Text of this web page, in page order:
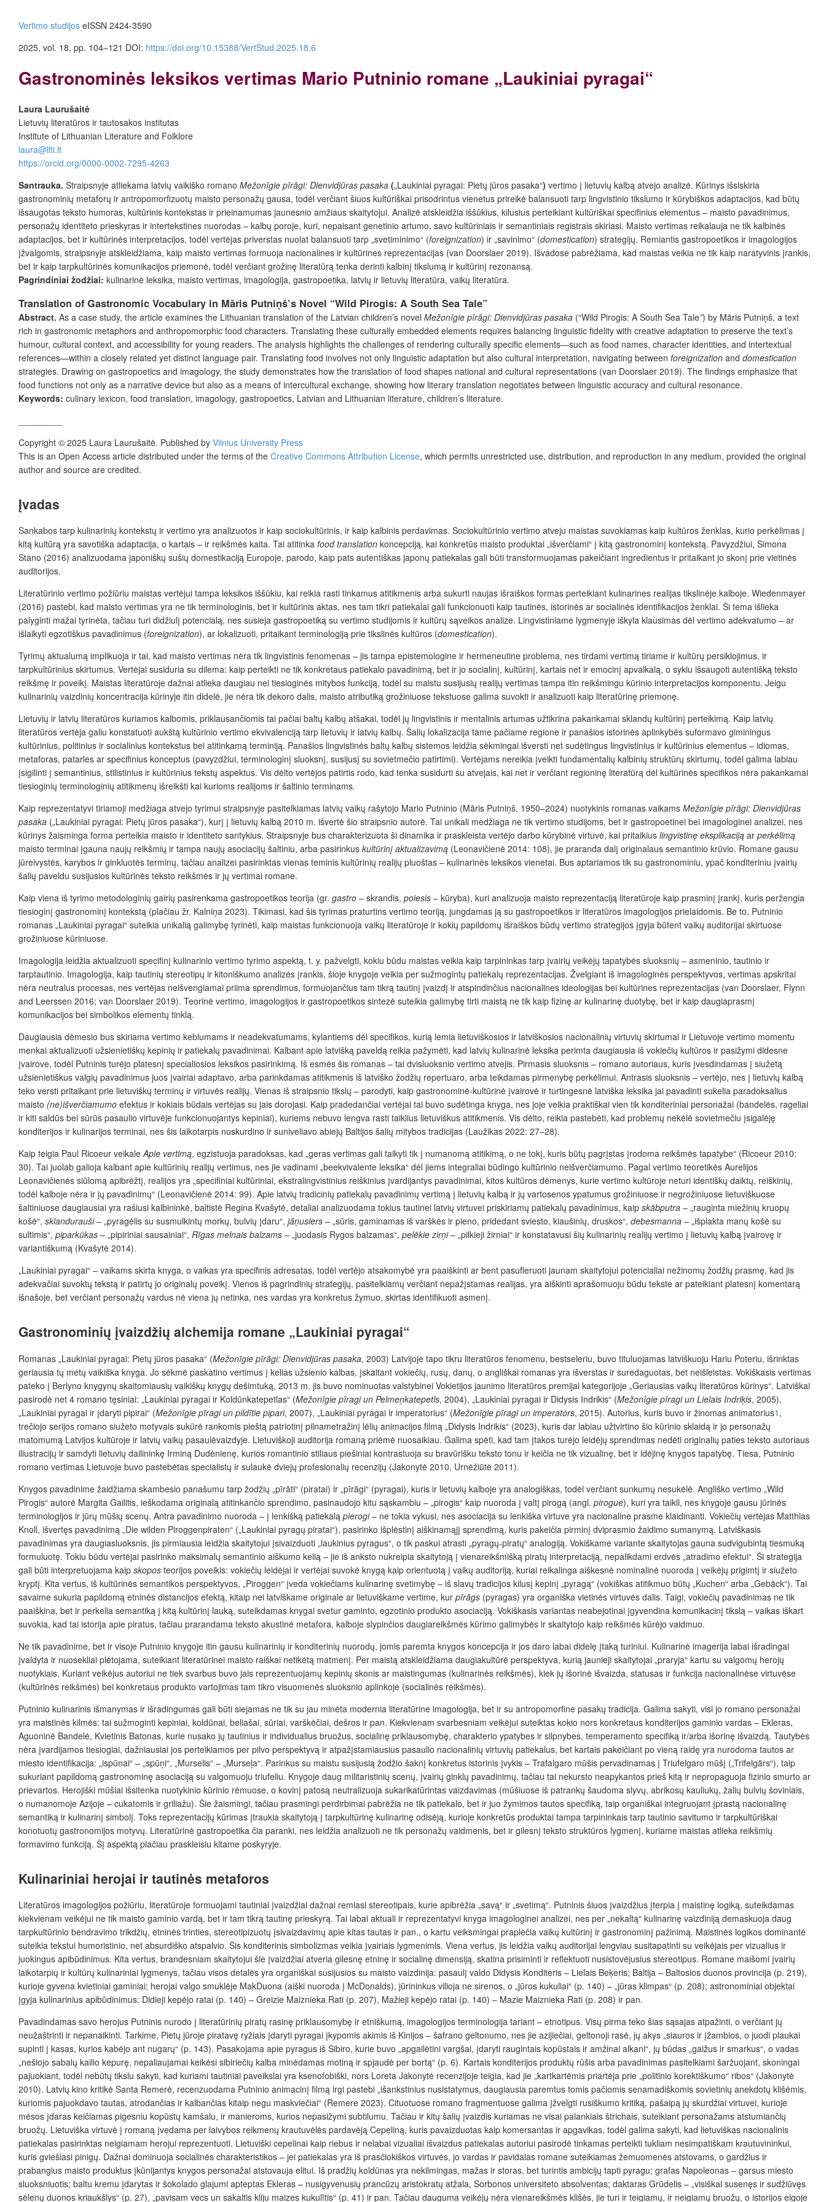
Vertimo studijos eISSN 2424-3590
2025, vol. 18, pp. 104–121 DOI: https://doi.org/10.15388/VertStud.2025.18.6
Gastronominės leksikos vertimas Mario Putninio romane „Laukiniai pyragai“
Laura Laurušaitė
Lietuvių literatūros ir tautosakos institutas
Institute of Lithuanian Literature and Folklore
laura@llti.lt
https://orcid.org/0000-0002-7295-4263
Santrauka. Straipsnyje atliekama latvių vaikiško romano Mežonīgie pīrāgi: Dienvidjūras pasaka („Laukiniai pyragai: Pietų jūros pasaka“) vertimo į lietuvių kalbą atvejo analizė. Kūrinys išsiskiria
gastronominių metaforų ir antropomorfizuotų maisto personažų gausa, todėl verčiant šiuos kultūriškai prisodrintus vienetus prireikė balansuoti tarp lingvistinio tikslumo ir kūrybiškos adaptacijos, kad būtų
išsaugotas teksto humoras, kultūrinis kontekstas ir prieinamumas jaunesnio amžiaus skaitytojui. Analizė atskleidžia iššūkius, kilusius perteikiant kultūriškai specifinius elementus – maisto pavadinimus,
personažų identiteto prieskyras ir intertekstines nuorodas – kalbų poroje, kuri, nepaisant genetinio artumo, savo kultūriniais ir semantiniais registrais skiriasi. Maisto vertimas reikalauja ne tik kalbinės
adaptacijos, bet ir kultūrinės interpretacijos, todėl vertėjas priverstas nuolat balansuoti tarp „svetiminimo“ (foreignization) ir „savinimo“ (domestication) strategijų. Remiantis gastropoetikos ir imagologijos
įžvalgomis, straipsnyje atskleidžiama, kaip maisto vertimas formuoja nacionalines ir kultūrines reprezentacijas (van Doorslaer 2019). Išvadose pabrėžiama, kad maistas veikia ne tik kaip naratyvinis įrankis,
bet ir kaip tarpkultūrinės komunikacijos priemonė, todėl verčiant grožinę literatūrą tenka derinti kalbinį tikslumą ir kultūrinį rezonansą.
Pagrindiniai žodžiai: kulinarinė leksika, maisto vertimas, imagologija, gastropoetika, latvių ir lietuvių literatūra, vaikų literatūra.
Translation of Gastronomic Vocabulary in Māris Putniņš’s Novel “Wild Pirogis: A South Sea Tale”
Abstract. As a case study, the article examines the Lithuanian translation of the Latvian children’s novel Mežonīgie pīrāgi: Dienvidjūras pasaka (“Wild Pirogis: A South Sea Tale”) by Māris Putniņš, a text
rich in gastronomic metaphors and anthropomorphic food characters. Translating these culturally embedded elements requires balancing linguistic fidelity with creative adaptation to preserve the text’s
humour, cultural context, and accessibility for young readers. The analysis highlights the challenges of rendering culturally specific elements—such as food names, character identities, and intertextual
references—within a closely related yet distinct language pair. Translating food involves not only linguistic adaptation but also cultural interpretation, navigating between foreignization and domestication
strategies. Drawing on gastropoetics and imagology, the study demonstrates how the translation of food shapes national and cultural representations (van Doorslaer 2019). The findings emphasize that
food functions not only as a narrative device but also as a means of intercultural exchange, showing how literary translation negotiates between linguistic accuracy and cultural resonance.
Keywords: culinary lexicon, food translation, imagology, gastropoetics, Latvian and Lithuanian literature, children’s literature.
Copyright © 2025 Laura Laurušaitė. Published by Vilnius University Press
This is an Open Access article distributed under the terms of the Creative Commons Attribution License, which permits unrestricted use, distribution, and reproduction in any medium, provided the original
author and source are credited.
Įvadas
Sankabos tarp kulinarinių kontekstų ir vertimo yra analizuotos ir kaip sociokultūrinis, ir kaip kalbinis perdavimas. Sociokultūrinio vertimo atveju maistas suvokiamas kaip kultūros ženklas, kurio perkėlimas į
kitą kultūrą yra savotiška adaptacija, o kartais – ir reikšmės kaita. Tai atitinka food translation koncepciją, kai konkretūs maisto produktai „išverčiami“ į kitą gastronominį kontekstą. Pavyzdžiui, Simona
Stano (2016) analizuodama japoniškų sušių domestikaciją Europoje, parodo, kaip pats autentiškas japonų patiekalas gali būti transformuojamas pakeičiant ingredientus ir pritaikant jo skonį prie vietinės
auditorijos.
Literatūrinio vertimo požiūriu maistas vertėjui tampa leksikos iššūkiu, kai reikia rasti tinkamus atitikmenis arba sukurti naujas išraiškos formas perteikiant kulinarines realijas tikslinėje kalboje. Wiedenmayer
(2016) pastebi, kad maisto vertimas yra ne tik terminologinis, bet ir kultūrinis aktas, nes tam tikri patiekalai gali funkcionuoti kaip tautinės, istorinės ar socialinės identifikacijos ženklai. Ši tema išlieka
palyginti mažai tyrinėta, tačiau turi didžiulį potencialą, nes susieja gastropoetiką su vertimo studijomis ir kultūrų sąveikos analize. Lingvistiniame lygmenyje iškyla klausimas dėl vertimo adekvatumo – ar
išlaikyti egzotiškus pavadinimus (foreignization), ar lokalizuoti, pritaikant terminologiją prie tikslinės kultūros (domestication).
Tyrimų aktualumą implikuoja ir tai, kad maisto vertimas nėra tik lingvistinis fenomenas – jis tampa epistemologine ir hermeneutine problema, nes tirdami vertimą tiriame ir kultūrų persiklojimus, ir
tarpkultūrinius skirtumus. Vertėjai susiduria su dilema: kaip perteikti ne tik konkretaus patiekalo pavadinimą, bet ir jo socialinį, kultūrinį, kartais net ir emocinį apvalkalą, o sykiu išsaugoti autentišką teksto
reikšmę ir poveikį. Maistas literatūroje dažnai atlieka daugiau nei tiesioginės mitybos funkciją, todėl su maistu susijusių realijų vertimas tampa itin reikšmingu kūrinio interpretacijos komponentu. Jeigu
kulinarinių vaizdinių koncentracija kūrinyje itin didelė, jie nėra tik dekoro dalis, maisto atributiką grožiniuose tekstuose galima suvokti ir analizuoti kaip literatūrinę priemonę.
Lietuvių ir latvių literatūros kuriamos kalbomis, priklausančiomis tai pačiai baltų kalbų atšakai, todėl jų lingvistinis ir mentalinis artumas užtikrina pakankamai sklandų kultūrinį perteikimą. Kaip latvių
literatūros vertėja galiu konstatuoti aukštą kultūrinio vertimo ekvivalenciją tarp lietuvių ir latvių kalbų. Šalių lokalizacija tame pačiame regio­ne ir panašios istorinės aplinkybės suformavo giminingus
kultūrinius, politinius ir socialinius kontekstus bei atitinkamą terminiją. Panašios lingvistinės baltų kalbų sistemos leidžia sėkmingai išversti net sudėtingus lingvistinius ir kultūrinius elementus – idiomas,
metaforas, patarles ar specifinius konceptus (pavyzdžiui, terminologinį sluoksnį, susijusį su sovietmečio patirtimi). Vertėjams nereikia įveikti fundamentalių kalbinių struktūrų skirtumų, todėl galima labiau
įsigilinti į semantinius, stilistinius ir kultūrinius tekstų aspektus. Vis dėlto vertėjos patirtis rodo, kad tenka susidurti su atvejais, kai net ir verčiant regioninę literatūrą dėl kultūrinės specifikos nėra pakankamai
tiesioginių terminologinių atitikmenų išreikšti kai kurioms realijoms ir šaltinio terminams.
Kaip reprezentatyvi tiriamoji medžiaga atvejo tyrimui straipsnyje pasitelkiamas latvių vaikų rašytojo Mario Putninio (Māris Putniņš, 1950–2024) nuotykinis romanas vaikams Mežonīgie pīrāgi: Dienvidjūras
pasaka („Laukiniai pyragai: Pietų jūros pasaka“), kurį į lietuvių kalbą 2010 m. išvertė šio straipsnio autorė. Tai unikali medžiaga ne tik vertimo studijoms, bet ir gastropoetinei bei imagologinei analizei, nes
kūrinys žaisminga forma perteikia maisto ir identiteto santykius. Straipsnyje bus charakterizuota ši dinamika ir praskleista vertėjo darbo kūrybinė virtuvė, kai pritaikius lingvistinę eksplikaciją ar perkėlimą
maisto terminai įgauna naujų reikšmių ir tampa naujų asociacijų šaltiniu, arba pasirinkus kultūrinį aktualizavimą (Leonavičienė 2014: 108), jie praranda dalį originalaus semantinio krūvio. Romane gausu
jūreivystės, karybos ir ginkluotės terminų, tačiau analizei pasirinktas vienas teminis kultūrinių realijų pluoštas – kulinarinės leksikos vienetai. Bus aptariamos tik su gastronominiu, ypač konditeriniu įvairių
šalių paveldu susijusios kultūrinės teksto reikšmės ir jų vertimai romane.
Kaip viena iš tyrimo metodologinių gairių pasirenkama gastropoetikos teorija (gr. gastro – skrandis, poiesis – kūryba), kuri analizuoja maisto reprezentaciją literatūroje kaip prasminį įrankį, kuris peržengia
tiesioginį gastronominį kontekstą (plačiau žr. Kalniņa 2023). Tikimasi, kad šis tyrimas praturtins vertimo teoriją, jungdamas ją su gastropoetikos ir literatūros imagologijos prielaidomis. Be to, Putninio
romanas „Laukiniai pyragai“ suteikia unikalią galimybę tyrinėti, kaip maistas funkcionuoja vaikų literatūroje ir kokių papildomų išraiškos būdų vertimo strategijos įgyja būtent vaikų auditorijai skirtuose
grožiniuose kūriniuose.
Imagologija leidžia aktualizuoti specifinį kulinarinio vertimo tyrimo aspektą, t. y. pažvelgti, kokiu būdu maistas veikia kaip tarpininkas tarp įvairių veikėjų tapatybės sluoksnių – asmeninio, tautinio ir
tarptautinio. Imagologija, kaip tautinių stereotipų ir kitoniškumo analizės įrankis, šioje knygoje veikia per sužmogintų patiekalų reprezentacijas. Žvelgiant iš imagologinės perspektyvos, vertimas apskritai
nėra neutralus procesas, nes vertėjas neišvengiamai priima sprendimus, formuojančius tam tikrą tautinį įvaizdį ir atspindinčius nacionalines ideologijas bei kultūrines reprezentacijas (van Doorslaer, Flynn
and Leerssen 2016; van Doorslaer 2019). Teorinė vertimo, imagologijos ir gastropoetikos sintezė suteikia galimybę tirti maistą ne tik kaip fizinę ar kulinarinę duotybę, bet ir kaip daugiaprasmį
komunikacijos bei simbolikos elementų tinklą.
Daugiausia dėmesio bus skiriama vertimo keblumams ir neadekvatumams, kylantiems dėl specifikos, kurią lemia lietuviškosios ir latviškosios nacionalinių virtuvių skirtumai ir Lietuvoje vertimo momentu
menkai aktualizuoti užsienietiškų kepinių ir patiekalų pavadinimai. Kalbant apie latvišką paveldą reikia pažymėti, kad latvių kulinarinė leksika perimta daugiausia iš vokiečių kultūros ir pasižymi didesne
įvairove, todėl Putninis turėjo platesnį specialiosios leksikos pasirinkimą. Iš esmės šis romanas – tai dvisluoksnio vertimo atvejis. Pirmasis sluoksnis – romano autoriaus, kuris įvesdindamas į siužetą
užsienietiškus valgių pavadinimus juos įvairiai adaptavo, arba parinkdamas atitikmenis iš latviško žodžių repertuaro, arba teikdamas pirmenybę perkėlimui. Antrasis sluoksnis – vertėjo, nes į lietuvių kalbą
teko versti pritaikant prie lietuviškų terminų ir virtuvės realijų. Vienas iš straipsnio tikslų – parodyti, kaip gastronominė-kultūrinė įvairovė ir turtingesnė latviška leksika jai pavadinti sukelia paradoksalius
maisto (ne)išverčiamumo efektus ir kokiais būdais vertėjas su jais dorojasi. Kaip pradedančiai vertėjai tai buvo sudėtinga knyga, nes joje veikia praktiškai vien tik konditeriniai personažai (bandelės, rageliai
ir kiti saldūs bei sūrūs pasaulio virtuvėje funkcionuojantys kepiniai), kuriems nebuvo lengva rasti taiklius lietuviškus atitikmenis. Vis dėlto, reikia pastebėti, kad problemų nekėlė sovietmečiu įsigalėję
konditerijos ir kulinarijos terminai, nes šis laikotarpis nuskurdino ir suniveliavo abiejų Baltijos šalių mitybos tradicijas (Laužikas 2022: 27–28).
Kaip teigia Paul Ricoeur veikaleApie vertimą, egzistuoja paradoksas, kad „geras vertimas gali taikyti tik į numanomą atitikimą, o ne tokį, kuris būtų pagrįstas įrodoma reikšmės tapatybe“ (Ricoeur 2010:
30). Tai juolab galioja kalbant apie kultūrinių realijų vertimus, nes jie vadinami „beekvivalente leksika“ dėl jiems integraliai būdingo kultūrinio neišverčiamumo. Pagal vertimo teoretikės Aurelijos
Leonavičienės siūlomą apibrėžtį, realijos yra „specifiniai kultūriniai, ekstralingvistinius reiškinius įvardijantys pavadinimai, kitos kultūros dėmenys, kurie vertimo kultūroje neturi identiškų daiktų, reiškinių,
todėl kalboje nėra ir jų pavadinimų“ (Leonavičienė 2014: 99). Apie latvių tradicinių patiekalų pavadinimų vertimą į lietuvių kalbą ir jų vartosenos ypatumus grožiniuose ir negrožiniuose lietuviškuose
šaltiniuose daugiausiai yra rašiusi kalbininkė, baltistė Regina Kvašytė, detaliai analizuodama tokius tautinei latvių virtuvei priskiriamų patiekalų pavadinimus, kaip skābputra – „rauginta miežinių kruopų
košė“, sklandurauši– „pyragėlis su susmulkintų morkų, bulvių įdaru“, jāņusiers – „sūris, gaminamas iš varškės ir pieno, pridedant sviesto, kiaušinių, druskos“, debesmanna – „išplakta manų košė su
sultimis“, piparkūkas – „pipiriniai sausainiai“, Rīgas melnais balzams – „juodasis Rygos balzamas“, pelēkie zirņi– „pilkieji žirniai“ ir konstatavusi šių kulinarinių realijų vertimo į lietuvių kalbą įvairovę ir
variantiškumą (Kvašytė 2014).
„Laukiniai pyragai“ – vaikams skirta knyga, o vaikas yra specifinis adresatas, todėl vertėjo atsakomybė yra paaiškinti ar bent pasufleruoti jaunam skaitytojui potencialiai nežinomų žodžių prasmę, kad jis
adekvačiai suvoktų tekstą ir patirtų jo originalų poveikį. Vienos iš pagrindinių strategijų, pasitelkiamų verčiant nepažįstamas realijas, yra aiškinti aprašomuoju būdu tekste ar pateikiant platesnį komentarą
išnašoje, bet verčiant personažų vardus nė viena jų netinka, nes vardas yra konkretus žymuo, skirtas identifikuoti asmenį.
Gastronominių įvaizdžių alchemija romane „Laukiniai pyragai“
Romanas „Laukiniai pyragai: Pietų jūros pasaka“ (Mežonīgie pīrāgi: Dienvidjūras pasaka, 2003) Latvijoje tapo tikru literatūros fenomenu, bestseleriu, buvo tituluojamas latviškuoju Hariu Poteriu, išrinktas
geriausia tų metų vaikiška knyga. Jo sėkmė paskatino vertimus į kelias užsienio kalbas, įskaitant vokiečių, rusų, danų, o angliškai romanas yra išverstas ir suredaguotas, bet neišleistas. Vokiškasis vertimas
pateko į Berlyno knygynų skaitomiausių vaikiškų knygų dešimtuką, 2013 m. jis buvo nominuotas valstybinei Vokietijos jaunimo literatūros premijai kategorijoje „Geriausias vaikų literatūros kūrinys“. Latviškai
pasirodė net 4 romano tęsiniai: „Laukiniai pyragai ir Koldūnkatepetlas“ (Mežonīgie pīragi un Pelmeņkatepetls, 2004), „Laukiniai pyragai ir Didysis Indrikis“ (Mežonīgie pīragi un Lielais Indriķis, 2005),
„Laukiniai pyragai ir įdaryti pipirai“ (Mežonīgie pīragi un pildītie pipari, 2007), „Laukiniai pyragai ir imperatorius“ (Mežonīgie pīragi un imperators, 2015). Autorius, kuris buvo ir žinomas animatorius1 ,
trečiojo serijos romano siužeto motyvais sukūrė rankomis pieštą patriotinį pilnametražinį lėlių animacijos filmą „Didysis Indrikis“ (2023), kuris dar labiau užtvirtino šio kūrinio sklaidą ir jo personažų
matomumą Latvijos kultūroje ir latvių vaikų pasaulėvaizdyje. Lietuviškoji auditorija romaną priėmė nuosaikiau. Galima spėti, kad tam įtakos turėjo leidėjų sprendimas nedėti originalių paties teksto autoriaus
iliustracijų ir samdyti lietuvių dailininkę Irminą Dudėnienę, kurios romantinio stiliaus piešiniai kontrastuoja su bravūrišku teksto tonu ir keičia ne tik vizualinę, bet ir idėjinę knygos tapatybę. Tiesa, Putninio
romano vertimas Lietuvoje buvo pastebėtas specialistų ir sulaukė dviejų profesionalių recenzijų (Jakonytė 2010, Urnėžiūtė 2011).
Knygos pavadinime žaidžiama skambesio panašumu tarp žodžių „pīrāti“ (piratai) ir „pīrāgi“ (pyragai), kuris ir lietuvių kalboje yra analogiškas, todėl verčiant sunkumų nesukėlė. Angliško vertimo „Wild
Pirogis“ autorė Margita Gailitis, ieškodama originalą atitinkančio sprendimo, pasinaudojo kitu sąskambiu – „pirogis“ kaip nuoroda į valtį pirogą (angl. pirogue), kuri yra taikli, nes knygoje gausu jūrinės
terminologijos ir jūrų mūšių scenų. Antra pavadinimo nuoroda – į lenkišką patiekalą pierogi– ne tokia vykusi, nes asociacija su lenkiška virtuve yra nacionaline prasme klaidinanti. Vokiečių vertėjas Matthias
Knoll, išvertęs pavadinimą „Die wilden Piroggenpiraten“ („Laukiniai pyragų piratai“), pasirinko išplėstinį aiškinamąjį sprendimą, kuris pakeičia pirminį dviprasmio žaidimo sumanymą. Latviškasis
pavadinimas yra daugiasluoksnis, jis pirmiausia leidžia skaitytojui įsivaizduoti „laukinius pyragus“, o tik paskui atrasti „pyragų-piratų“ analogiją. Vokiškame variante skaitytojas gauna sudvigubintą tiesmuką
formuluotę. Tokiu būdu vertėjai pasirinko maksimalų semantinio aiškumo kelią – jie iš anksto nukreipia skaitytoją į vienareikšmišką piratų interpretaciją, nepalikdami erdvės „atradimo efektui“. Ši strategija
gali būti interpretuojama kaip skopos teorijos poveikis: vokiečių leidėjai ir vertėjai suvokė knygą kaip orientuotą į vaikų auditoriją, kuriai reikalinga aiškesnė nominalinė nuoroda į veikėjų prigimtį ir siužeto
kryptį. Kita vertus, iš kultūrinės semantikos perspektyvos, „Piroggen“ įveda vokiečiams kulinarinę svetimybę – iš slavų tradicijos kilusį kepinį „pyragą“ (vokiškas atitikmuo būtų „Kuchen“ arba „Gebäck“). Tai
savaime sukuria papildomą etninės distancijos efektą, kitaip nei latviškame originale ar lietuviškame vertime, kur pīrāgs (pyragas) yra organiška vietinės virtuvės dalis. Taigi, vokiečių pavadinimas ne tik
paaiškina, bet ir perkelia semantiką į kitą kultūrinį lauką, suteikdamas knygai svetur gaminto, egzotinio produkto asociaciją. Vokiškasis variantas neabejotinai įgyvendina komunikacinį tikslą – vaikas iškart
suvokia, kad tai istorija apie piratus, tačiau prarandama teksto akustinė metafora, kalboje slypinčios daugiareikšmės kūrimo galimybės ir skaitytojo kaip reikšmės kūrėjo vaidmuo.
Ne tik pavadinime, bet ir visoje Putninio knygoje itin gausu kulinarinių ir konditerinių nuorodų, jomis paremta knygos koncepcija ir jos daro labai didelę įtaką turiniui. Kulinarinė imagerija labai išradingai
įvaldyta ir nuosekliai plėtojama, suteikiant literatūrinei maisto raiškai netikėtą matmenį. Per maistą atskleidžiama daugiakultūrė perspektyva, kurią jaunieji skaitytojai „praryja“ kartu su valgomų herojų
nuotykiais. Kuriant veikėjus autoriui ne tiek svarbus buvo jais reprezentuojamų kepinių skonis ar maistingumas (kulinarinės reikšmės), kiek jų išorinė išvaizda, statusas ir funkcija nacionalinėse virtuvėse
(kultūrinės reikšmės) bei konkretaus produkto vartojimas tam tikro visuomenės sluoksnio aplinkoje (socialinės reikšmės).
Putninio kulinarinis išmanymas ir išradingumas gali būti siejamas ne tik su jau minėta modernia literatūrine imagologija, bet ir su antropomorfine pasakų tradicija. Galima sakyti, visi jo romano personažai
yra maistinės kilmės: tai sužmoginti kepiniai, koldūnai, beliašai, sūriai, varškėčiai, dešros ir pan. Kiekvienam svarbesniam veikėjui suteiktas kokio nors konkretaus konditerijos gaminio vardas – Ekleras,
Aguoninė Bandelė, Kvietinis Batonas, kurie nusako jų tautinius ir individualius bruožus, socialinę priklausomybę, charakterio ypatybes ir silpnybes, temperamento specifiką ir/arba išorinę išvaizdą. Tautybės
nėra įvardijamos tiesiogiai, dažniausiai jos perteikiamos per pilvo perspektyvą ir atpažįstamiausius pasaulio nacionalinių virtuvių patiekalus, bet kartais pakeičiant po vieną raidę yra nurodoma tautos ar
miesto identifikacija: „ispūnai“ – „spūņi“, „Murselis“ – „Murseļa“. Parinkus su maistu susijusią žodžio šaknį konkretus istorinis įvykis – Trafalgaro mūšis pervadinamas į Triufelgaro mūšį („Trifelgārs“), taip
sukuriant papildomą gastronominę asociaciją su valgomuoju triufeliu. Knygoje daug militaristinių scenų, įvairių ginklų pavadinimų, tačiau tai nekursto neapykantos prieš kitą ir nepropaguoja fizinio smurto ar
prievartos. Herojiški mūšiai išsitenka nuotykinio kūrinio rėmuose, o kovinį patosą neutralizuoja sukarikatūrintas vaizdavimas (mūšiuose iš patrankų šaudoma slyvų, abrikosų kauliukų, žalių bulvių šoviniais,
o numanomoje Azijoje – cukatomis ir griliažu). Šie žaismingi, tačiau prasmingi perdirbimai pabrėžia ne tik patiekalo, bet ir juo žymimos tautos specifiką, taip organiškai integruojant įprastą nacionalinę
semantiką ir kulinarinį simbolį. Toks reprezentacijų kūrimas įtraukia skaitytoją į tarpkultūrinę kulinarinę odisėją, kurioje konkretūs produktai tampa tarpininkais tarp tautinio savitumo ir tarpkultūriškai
konotuotų gastronomijos motyvų. Literatūrinė gastropoetika čia paranki, nes leidžia analizuoti ne tik personažų vaidmenis, bet ir gilesnį teksto struktūros lygmenį, kuriame maistas atlieka reikšmių
formavimo funkciją. Šį aspektą plačiau praskleisiu kitame poskyryje.
Kulinariniai herojai ir tautinės metaforos
Literatūros imagologijos požiūriu, literatūroje formuojami tautiniai įvaizdžiai dažnai remiasi stereotipais, kurie apibrėžia „savą“ ir „svetimą“. Putninis šiuos įvaizdžius įterpia į maistinę logiką, suteikdamas
kiekvienam veikėjui ne tik maisto gaminio vardą, bet ir tam tikrą tautinę prieskyrą. Tai labai aktuali ir reprezentatyvi knyga imagologinei analizei, nes per „nekaltą“ kulinarinę vaizdiniją demaskuoja daug
tarpkultūrinio bendravimo trikdžių, etninės trinties, stereotipizuotų įsivaizdavimų apie kitas tautas ir pan., o kartu veiksmingai praplečia vaikų kultūrinį ir gastronominį pažinimą. Maistinės logikos dominantė
suteikia tekstui humoristinio, net absurdiško atspalvio. Šis konditerinis simbolizmas veikia įvairiais lygmenimis. Viena vertus, jis leidžia vaikų auditorijai lengviau susitapatinti su veikėjais per vizualius ir
juokingus apibūdinimus. Kita vertus, brandesniam skaitytojui šie įvaizdžiai atveria gilesnę etninę ir socialinę dimensiją, skatina prisiminti ir reflektuoti nusistovėjusius stereotipus. Romane maišomi įvairių
laikotarpių ir kultūrų kulinariniai lygmenys, tačiau visos detalės yra organiškai susijusios su maisto vaizdinija: pasaulį valdo Didysis Konditeris – Lielais Beķeris; Baltija – Baltosios duonos provincija (p. 219),
kurioje gyvena kvietiniai gaminiai; herojai valgo smuklėje MakDuona (aiški nuoroda į McDonalds), jūrininkus vilioja ne sirenos, o „jūros kukuliai“ (p. 140) – „jūras klimpas“ (p. 208); astronominiai objektai
įgyja kulinarinius apibūdinimus: Didieji kepėjo ratai (p. 140) – Greizie Maiznieka Rati (p. 207), Mažieji kepėjo ratai (p. 140) – Mazie Maiznieka Rati (p. 208) ir pan.
Pavadindamas savo herojus Putninis nurodo į literatūrinių piratų rasinę priklausomybę ir etniškumą, imagologijos terminologija tariant – etnotipus. Visų pirma teko šias sąsajas atpažinti, o verčiant jų
neužaštrinti ir nepanaikinti. Tarkime, Pietų jūroje piratavę ryžiais įdaryti pyragai įkypomis akimis iš Kinijos – šafrano geltonumo, nes jie azijiečiai, geltonoji rasė, jų akys „siauros ir įžambios, o juodi plaukai
supinti į kasas, kurios kabėjo ant nugarų“ (p. 143). Pasakojama apie pyragus iš Sibiro, kurie buvo „apgailėtini vargšai, įdaryti raugintais kopūstais ir amžinai alkani“, jų būdas „gaižus ir smarkus“, o vadas
„nešiojo sabalų kailio kepurę, nepaliaujamai keikėsi sibiriečių kalba minėdamas motiną ir spjaudė per bortą“ (p. 6). Kartais konditerijos produktų rūšis arba pavadinimas pasitelkiami šaržuojant, skoningai
pajuokiant, todėl nebūtų tikslu sakyti, kad kuriami tautiniai paveikslai yra ksenofobiški, nors Loreta Jakonytė recenzijoje teigia, kad jie „kartkartėmis priartėja prie „politinio korektiškumo“ ribos“ (Jakonytė
2010). Latvių kino kritikė Santa Remerė, recenzuodama Putninio animacinį filmą irgi pastebi „išankstinius nusistatymus, daugiausia paremtus tomis pačiomis senamadiškomis sovietinių anekdotų klišėmis,
kuriomis pajuokdavo tautas, atrodančias ir kalbančias kitaip negu maskviečiai“ (Remere 2023). Cituotuose romano frag­mentuose galima įžvelgti rusiškumo kritiką, pašaipą jų skurdžiai virtuvei, kurioje
mėsos įdaras keičiamas pigesniu kopūstų kamšalu, ir manieroms, kurios nepasižymi subtilumu. Tačiau ir kitų šalių įvaizdis kuriamas ne visai palankiais štrichais, suteikiant personažams atstumiančių
bruožų. Lietuviška virtuvė į romaną įvedama per laivybos reikmenų krautuvėlės pardavėją Cepeliną, kuris pavaizduotas kaip komersantas ir apgavikas, todėl galima sakyti, kad lietuviškas nacionalinis
patiekalas pasirinktas neigiamam herojui reprezentuoti. Lietuviški cepelinai kaip riebus ir nelabai vizualiai išvaizdus patiekalas autoriui pasirodė tinkamas perteikti tukliam nesimpatiškam krautuvininkui,
kuris gviešiasi pinigų. Dažnai dominuoja socialinės charakteristikos – jei patiekalas yra iš prasčiokiškos virtuvės, jo vardas ir pavidalas romane suteikiamas žemuomenės atstovams, o gardžius ir
prabangius maisto produktus įkūnijantys knygos personažai atstovauja elitui. Iš pradžių koldūnas yra nekilmingas, mažas ir storas, bet turintis ambicijų tapti pyragu; grafas Napoleonas – garsus miesto
sluoksniuotis; baltu kremu įdarytas ir šokolado glajumi apteptas Ekleras – nusigyvenusių prancūzų aristokratų atžala, Sorbonos universiteto absolventas; daktaras Grūdelis – „visiškai susenęs ir sudžiūvęs
sėlenų duonos kriaukšlys“ (p. 27), „pavisam vecs un sakaltis kliju maizes kukulītis“ (p. 41) ir pan. Tačiau dauguma veikėjų nėra vienareikšmės klišės, jie turi ir teigiamų, ir neigiamų bruožų, o istorijos eigoje